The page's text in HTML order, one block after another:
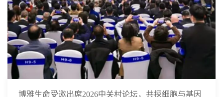
博雅生命受邀出席2026中关村论坛，共探细胞与基因